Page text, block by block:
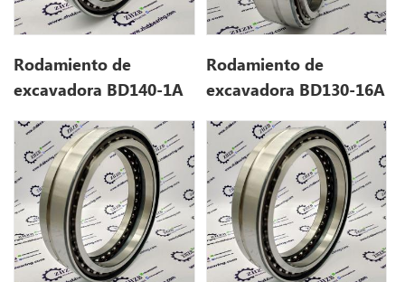
Rodamiento de
excavadora BD140-1A
Rodamiento de
excavadora BD130-16A